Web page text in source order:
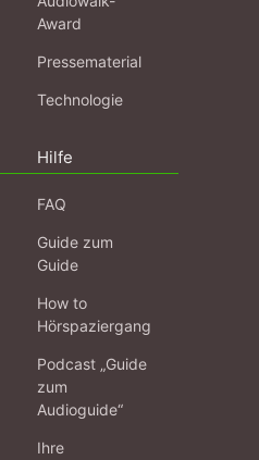
Award
Pressematerial
Technologie
Hilfe
FAQ
Guide zum
Guide
How to
Hörspaziergang
Podcast „Guide
zum
Audioguide“
Ihre